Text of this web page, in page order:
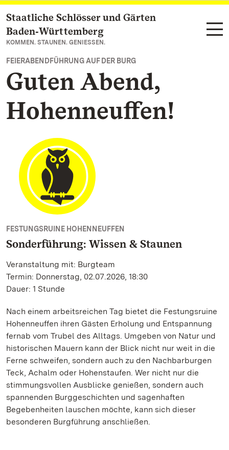
Zum Hauptinhalt springen
Staatliche Schlösser und Gärten
Baden‑Württemberg
KOMMEN. STAUNEN. GENIESSEN.
FEIERABENDFÜHRUNG AUF DER BURG
Guten Abend,
Hohenneuffen!
FESTUNGSRUINE HOHENNEUFFEN
Sonderführung: Wissen & Staunen
Veranstaltung mit: Burgteam
Termin: Donnerstag, 02.07.2026, 18:30
Dauer: 1 Stunde
Nach einem arbeitsreichen Tag bietet die Festungsruine
Hohenneuffen ihren Gästen Erholung und Entspannung
fernab vom Trubel des Alltags. Umgeben von Natur und
historischen Mauern kann der Blick nicht nur weit in die
Ferne schweifen, sondern auch zu den Nachbarburgen
Teck, Achalm oder Hohenstaufen. Wer nicht nur die
stimmungsvollen Ausblicke genießen, sondern auch
spannenden Burggeschichten und sagenhaften
Begebenheiten lauschen möchte, kann sich dieser
besonderen Burgführung anschließen.